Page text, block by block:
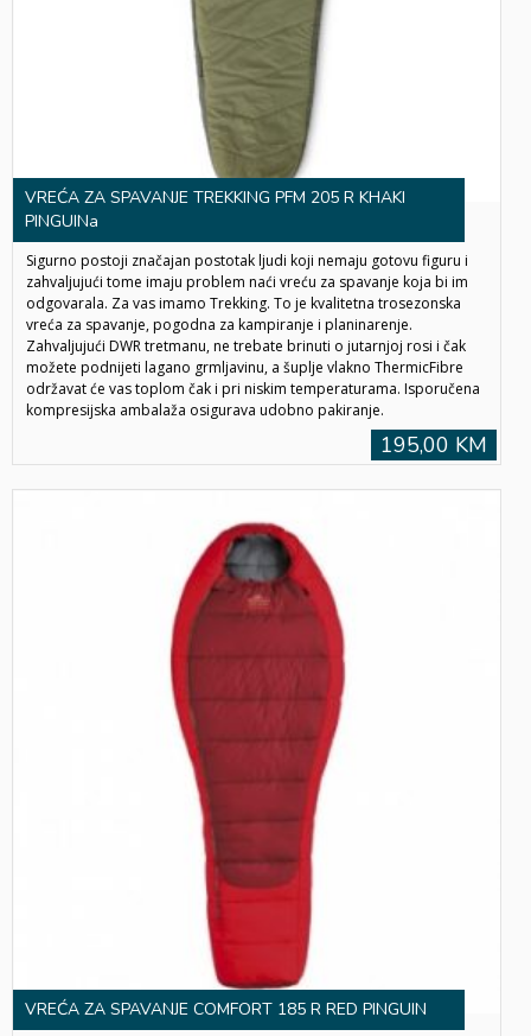
VREĆA ZA SPAVANJE TREKKING PFM 205 R KHAKI
PINGUINa
Sigurno postoji značajan postotak ljudi koji nemaju gotovu figuru i
zahvaljujući tome imaju problem naći vreću za spavanje koja bi im
odgovarala. Za vas imamo Trekking. To je kvalitetna trosezonska
vreća za spavanje, pogodna za kampiranje i planinarenje.
Zahvaljujući DWR tretmanu, ne trebate brinuti o jutarnjoj rosi i čak
možete podnijeti lagano grmljavinu, a šuplje vlakno ThermicFibre
održavat će vas toplom čak i pri niskim temperaturama. Isporučena
kompresijska ambalaža osigurava udobno pakiranje.
195,00 KM
VREĆA ZA SPAVANJE COMFORT 185 R RED PINGUIN